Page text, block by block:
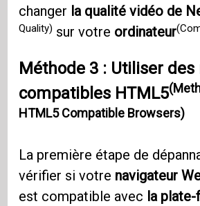
changer la qualité vidéo de
Quality) sur votre ordinateur
Méthode 3 : Utiliser
compatibles HTML5
HTML5 Compatible Browsers)
La première étape de
vérifier si votre navigateur
est compatible avec la